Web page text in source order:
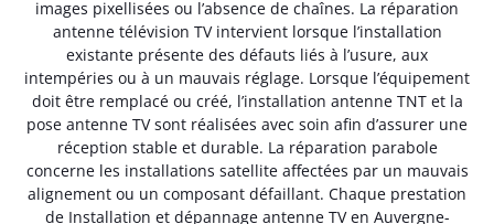
images pixellisées ou l’absence de chaînes. La réparation
antenne télévision TV intervient lorsque l’installation
existante présente des défauts liés à l’usure, aux
intempéries ou à un mauvais réglage. Lorsque l’équipement
doit être remplacé ou créé, l’installation antenne TNT et la
pose antenne TV sont réalisées avec soin afin d’assurer une
réception stable et durable. La réparation parabole
concerne les installations satellite affectées par un mauvais
alignement ou un composant défaillant. Chaque prestation
de Installation et dépannage antenne TV en Auvergne-